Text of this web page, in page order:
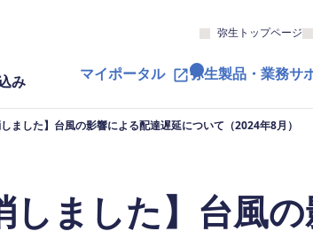
弥生トップページ
み マイポータル 弥生製品・業務サ
しました】台風の影響による配達遅延について（2024年8月）
しました】台風